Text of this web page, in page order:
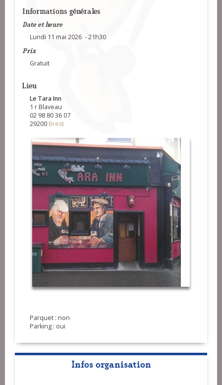
gavotte)
BERTREDAN - Dañs Kef
Informations générales
Date et heure
Lundi 11 mai 2026 - 21h30
Prix
Gratuit
Lieu
Le Tara Inn
1 r Blaveau
02 98 80 36 07
29200 Brest
Parquet : non
Parking : oui
Infos organisation